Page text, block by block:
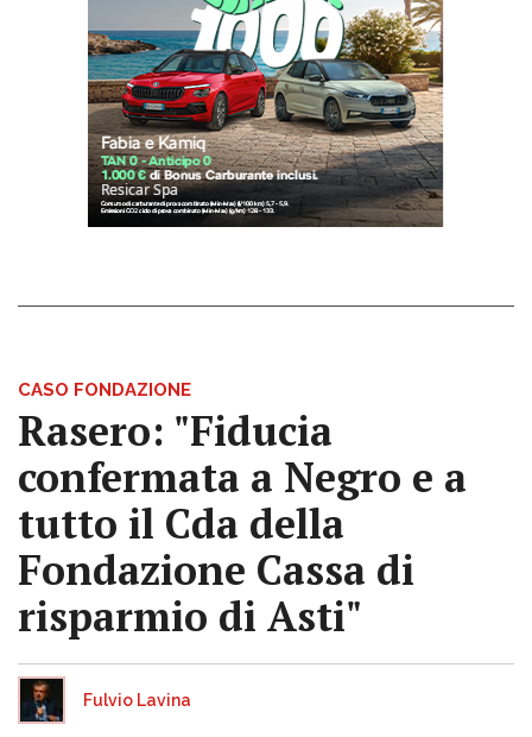
CASO FONDAZIONE
Rasero: "Fiducia
confermata a Negro e a
tutto il Cda della
Fondazione Cassa di
risparmio di Asti"
Fulvio Lavina